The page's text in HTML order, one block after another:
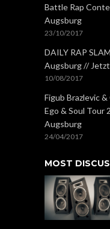
Battle Rap
Augsburg
23/10/2017
DAILY RAP
Augsburg //
10/08/2017
Figub Brazlevic
Ego & Soul Tour
Augsburg
24/04/2017
MOST